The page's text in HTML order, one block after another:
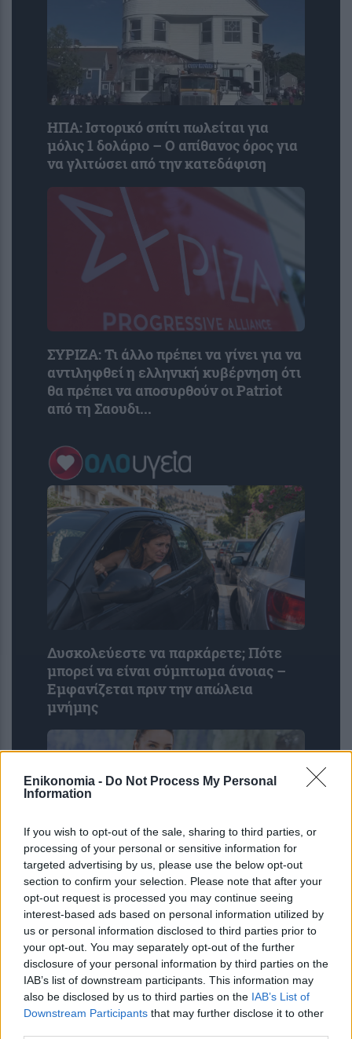
Enikonomia - Do Not Process My Personal
Information
If you wish to opt-out of the sale, sharing to third parties, or
processing of your personal or sensitive information for
targeted advertising by us, please use the below opt-out
section to confirm your selection. Please note that after your
opt-out request is processed you may continue seeing
interest-based ads based on personal information utilized by
us or personal information disclosed to third parties prior to
your opt-out. You may separately opt-out of the further
disclosure of your personal information by third parties on the
IAB’s list of downstream participants. This information may
also be disclosed by us to third parties on the IAB’s List of
Downstream Participants that may further disclose it to other
ΗΠΑ: Ιστορικό σπίτι πωλείται για
μόλις 1 δολάριο – Ο απίθανος όρος για
να γλιτώσει από την κατεδάφιση
ΣΥΡΙΖΑ: Τι άλλο πρέπει να γίνει για να
αντιληφθεί η ελληνική κυβέρνηση ότι
θα πρέπει να αποσυρθούν οι Patriot
από τη Σαουδι...
Δυσκολεύεστε να παρκάρετε; Πότε
μπορεί να είναι σύμπτωμα άνοιας –
Εμφανίζεται πριν την απώλεια
μνήμης
Miranda Kerr: Η περίεργη διατροφή
που ακολουθεί το supermodel για να
διατηρείται πάντα αδύνατη: «Τρώω
ελάφι και βίσονα για ...